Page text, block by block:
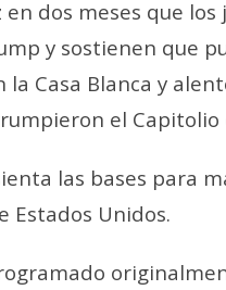
en dos meses que
y sostienen que
la Casa Blanca y
el Capitolio
las bases para
Estados Unidos.